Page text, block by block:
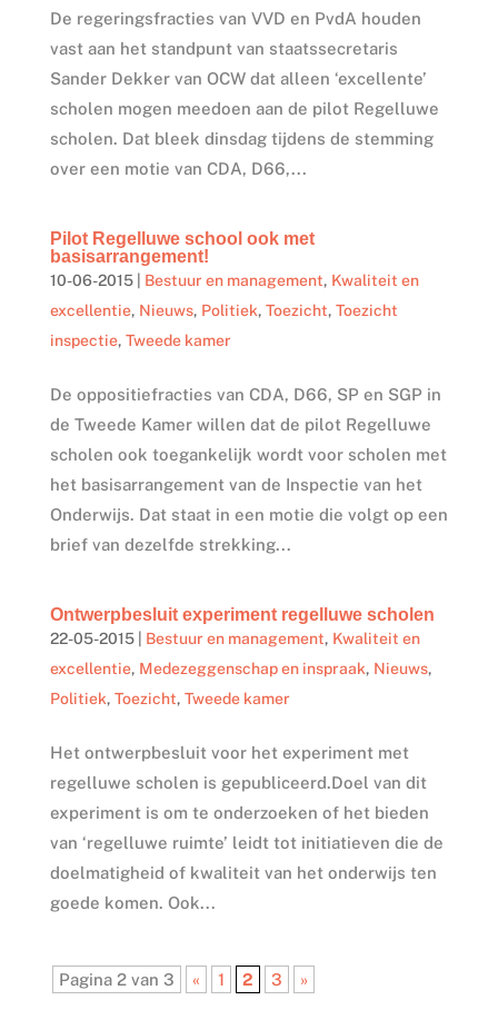
De regeringsfracties van VVD en PvdA houden
vast aan het standpunt van staatssecretaris
Sander Dekker van OCW dat alleen ‘excellente’
scholen mogen meedoen aan de pilot Regelluwe
scholen. Dat bleek dinsdag tijdens de stemming
over een motie van CDA, D66,...
Pilot Regelluwe school ook met
basisarrangement!
10-06-2015| Bestuur en management, Kwaliteit en
excellentie, Nieuws, Politiek, Toezicht, Toezicht
inspectie, Tweede kamer
De oppositiefracties van CDA, D66, SP en SGP in
de Tweede Kamer willen dat de pilot Regelluwe
scholen ook toegankelijk wordt voor scholen met
het basisarrangement van de Inspectie van het
Onderwijs. Dat staat in een motie die volgt op een
brief van dezelfde strekking...
Ontwerpbesluit experiment regelluwe scholen
22-05-2015| Bestuur en management, Kwaliteit en
excellentie, Medezeggenschap en inspraak, Nieuws,
Politiek, Toezicht, Tweede kamer
Het ontwerpbesluit voor het experiment met
regelluwe scholen is gepubliceerd.Doel van dit
experiment is om te onderzoeken of het bieden
van ‘regelluwe ruimte’ leidt tot initiatieven die de
doelmatigheid of kwaliteit van het onderwijs ten
goede komen. Ook...
Pagina 2 van 3 « 1 2 3 »